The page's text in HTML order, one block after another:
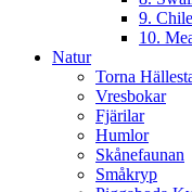
9.
10.
Natur
Torna
Vresbokar
Fjärilar
Humlor
Skånefaunan
Småkryp